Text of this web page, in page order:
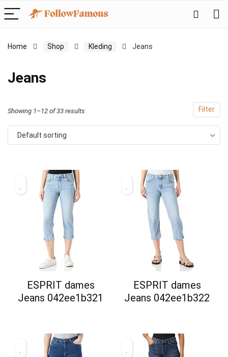
Home Shop Kleding Jeans
Jeans
Filter
Showing 1–12 of 33 results
Default sorting
ESPRIT dames
Jeans 042ee1b321
ESPRIT dames
Jeans 042ee1b322